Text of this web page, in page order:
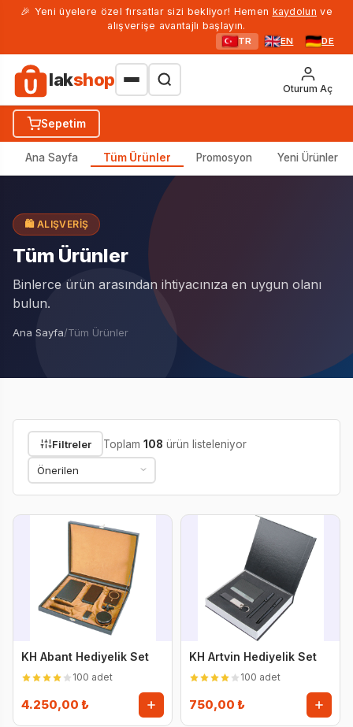
🎉 Yeni üyelere özel fırsatlar sizi bekliyor! Hemen kaydolun ve
alışverişe avantajlı başlayın.
TR EN DE
lakshop Oturum Aç
Sepetim
Ana Sayfa Tüm Ürünler Promosyon Yeni Ürünler
🛍️ ALIŞVERIŞ
Tüm Ürünler
Binlerce ürün arasından ihtiyacınıza en uygun olanı
bulun.
Ana Sayfa/Tüm Ürünler
Filtreler Toplam 108 ürün listeleniyor
KH Abant Hediyelik Set
100 adet
4.250,00 ₺
KH Artvin Hediyelik Set
100 adet
750,00 ₺